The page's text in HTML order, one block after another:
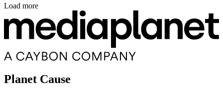
Load more
Planet Cause